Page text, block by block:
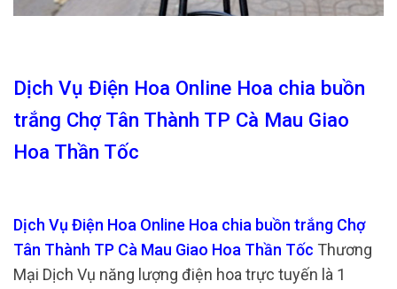
Dịch Vụ Điện Hoa Online Hoa chia buồn
trắng Chợ Tân Thành TP Cà Mau Giao
Hoa Thần Tốc
Dịch Vụ Điện Hoa Online Hoa chia buồn trắng Chợ
Tân Thành TP Cà Mau Giao Hoa Thần Tốc Thương
Mại Dịch Vụ năng lượng điện hoa trực tuyến là 1